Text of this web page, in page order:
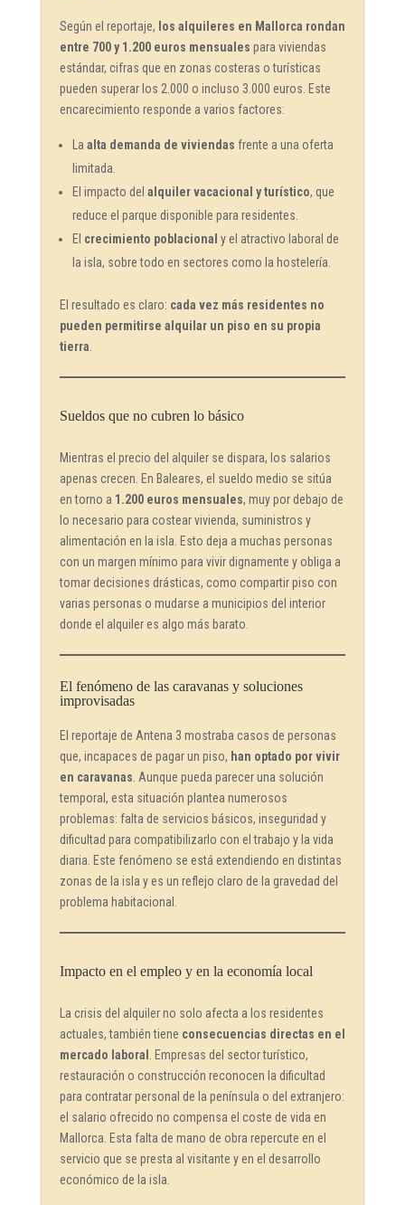
Según el reportaje, los alquileres en Mallorca rondan
entre 700 y 1.200 euros mensuales para viviendas
estándar, cifras que en zonas costeras o turísticas
pueden superar los 2.000 o incluso 3.000 euros. Este
encarecimiento responde a varios factores:
La alta demanda de viviendas frente a una oferta
limitada.
El impacto del alquiler vacacional y turístico, que
reduce el parque disponible para residentes.
El crecimiento poblacional y el atractivo laboral de
la isla, sobre todo en sectores como la hostelería.
El resultado es claro: cada vez más residentes no
pueden permitirse alquilar un piso en su propia
tierra
Sueldos que no cubren lo básico
Mientras el precio del alquiler se dispara, los salarios
apenas crecen. En Baleares, el sueldo medio se sitúa
en torno a 1.200 euros mensuales, muy por debajo de
lo necesario para costear vivienda, suministros y
alimentación en la isla. Esto deja a muchas personas
con un margen mínimo para vivir dignamente y obliga a
tomar decisiones drásticas, como compartir piso con
varias personas o mudarse a municipios del interior
donde el alquiler es algo más barato.
El fenómeno de las caravanas y soluciones
improvisadas
El reportaje de Antena 3 mostraba casos de personas
que, incapaces de pagar un piso, han optado por vivir
en caravanas . Aunque pueda parecer una solución
temporal, esta situación plantea numerosos
problemas: falta de servicios básicos, inseguridad y
dificultad para compatibilizarlo con el trabajo y la vida
diaria. Este fenómeno se está extendiendo en distintas
zonas de la isla y es un reflejo claro de la gravedad del
problema habitacional.
Impacto en el empleo y en la economía local
La crisis del alquiler no solo afecta a los residentes
actuales, también tiene consecuencias directas en el
mercado laboral
. Empresas del sector turístico,
restauración o construcción reconocen la dificultad
para contratar personal de la península o del extranjero:
el salario ofrecido no compensa el coste de vida en
Mallorca. Esta falta de mano de obra repercute en el
servicio que se presta al visitante y en el desarrollo
económico de la isla.